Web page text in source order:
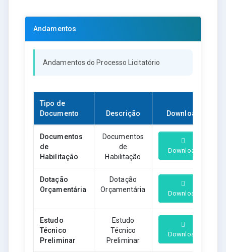
Andamentos
Andamentos do Processo Licitatório
Tipo de
Documento
Descrição Download
Documentos
de
Habilitação
Documentos
de
Habilitação
Download
Dotação
Orçamentária
Dotação
Orçamentária
Download
Estudo
Técnico
Preliminar
Estudo
Técnico
Preliminar
Download